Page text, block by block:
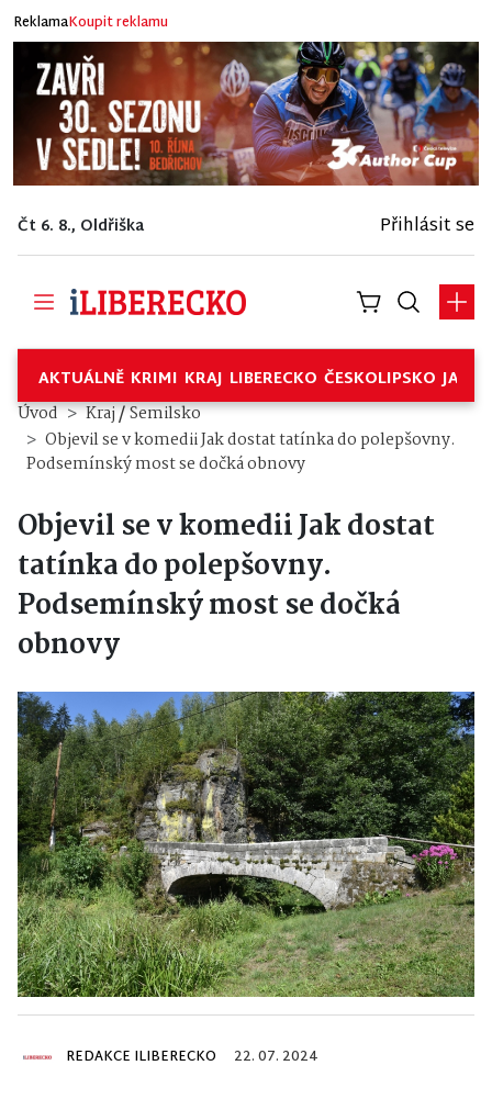
ReklamaKoupit reklamu
Čt 6. 8., Oldřiška Přihlásit se
AKTUÁLNĚ KRIMI KRAJ LIBERECKO ČESKOLIPSKO
Úvod Kraj/Semilsko
Objevil se v komedii Jak dostat tatínka do polepšovny.
Podsemínský most se dočká obnovy
Objevil se v komedii Jak dostat
tatínka do polepšovny.
Podsemínský most se dočká
obnovy
REDAKCE ILIBERECKO 22. 07. 2024